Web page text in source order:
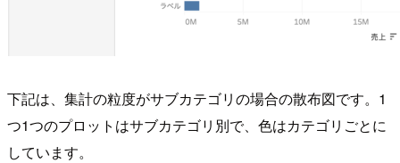
下記は、集計の粒度がサブカテゴリの場合の散布図です。1
つ1つのプロットはサブカテゴリ別で、色はカテゴリごとに
しています。